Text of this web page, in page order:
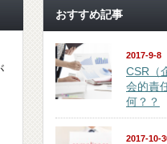
おすすめ記事
2017-9-8
CSR（
会的責
何？？
2017-10-